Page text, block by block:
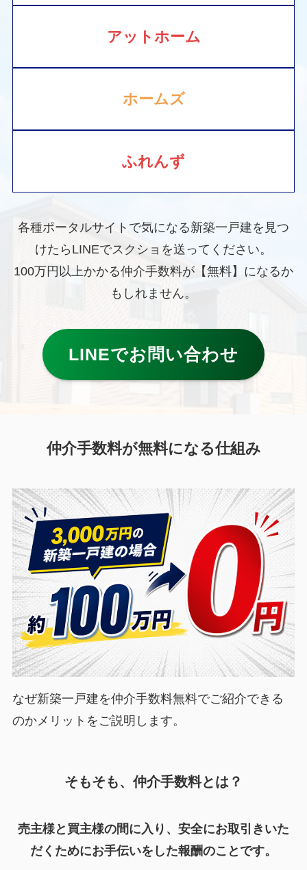
アットホーム
ホームズ
ふれんず
各種ポータルサイトで気になる新築一戸建を見つ
けたらLINEでスクショを送ってください。
100万円以上かかる仲介手数料が【無料】になるか
もしれません。
LINEでお問い合わせ
仲介手数料が無料になる仕組み
なぜ新築一戸建を仲介手数料無料でご紹介できる
のかメリットをご説明します。
そもそも、仲介手数料とは？
売主様と買主様の間に入り、安全にお取引きいた
だくためにお手伝いをした報酬のことです。